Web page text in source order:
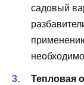
садовый
Тепловая